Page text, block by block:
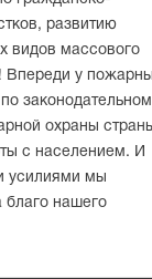
развитию
видов массового
Впереди у
охраны
с населением. И
усилиями мы
благо нашего